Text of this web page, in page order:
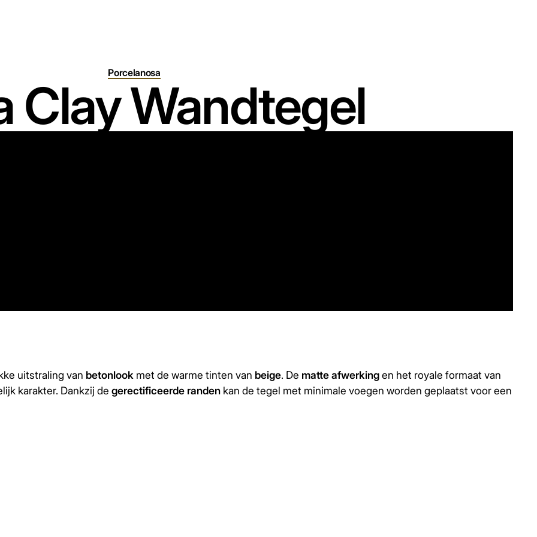
Porcelanosa
Clay Wandtegel
uitstraling van betonlook met de warme tinten van beige. De matte afwerkingen het royale formaat van
karakter. Dankzij de gerectificeerde randen kan de tegel met minimale voegen worden geplaatst voor een